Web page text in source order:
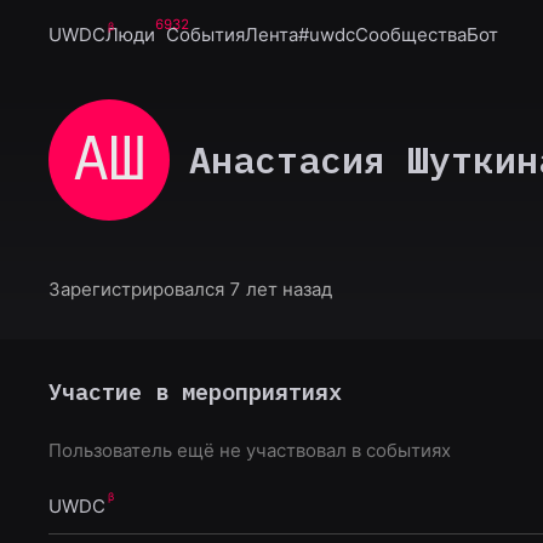
UWDCЛюди6932
СобытияЛента#uwdcСообществаБот
АШ Анастасия
Зарегистрировался 7 лет назад
Участие в мероприятиях
Пользователь ещё не участвовал в событиях
UWDC